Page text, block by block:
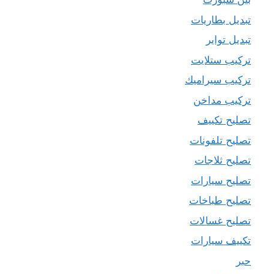
تبديل بطاريات
تبديل تواير
تركيب ستلايت
تركيب سيراميك
تركيب مداخن
تصليح تكييف
تصليح تلفونات
تصليح ثلاجات
تصليح سيارات
تصليح طباخات
تصليح غسالات
تكييف سيارات
حبر